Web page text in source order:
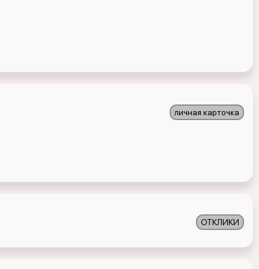
личная карточка
ОТКЛИКИ